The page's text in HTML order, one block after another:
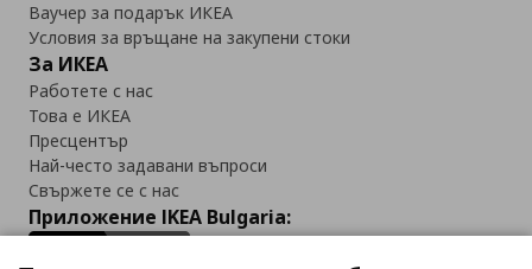
Ваучер за подарък ИКЕА
Условия за връщане на закупени стоки
За ИКЕА
Работете с нас
Това е ИКЕА
Пресцентър
Най-често задавани въпроси
Свържете се с нас
Приложение IKEA Bulgaria: